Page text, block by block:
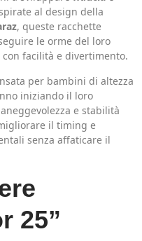
al design della
, queste racchette
le orme del loro
facilità e divertimento.
per bambini di altezza
iniziando il loro
e stabilità
il timing e
senza affaticare il
25”